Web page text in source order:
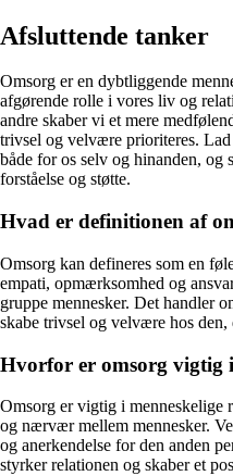
Afsluttende tanker
Omsorg er en dybtliggende
afgørende rolle i vores liv og
andre skaber vi et mere
trivsel og velvære prioriteres.
både for os selv og hinanden,
forståelse og støtte.
Hvad er definitionen af
Omsorg kan defineres som en
empati, opmærksomhed og
gruppe mennesker. Det handler
skabe trivsel og velvære hos den,
Hvorfor er omsorg vigtig
Omsorg er vigtig i menneskelige
og nærvær mellem mennesker.
og anerkendelse for den anden
styrker relationen og skaber et